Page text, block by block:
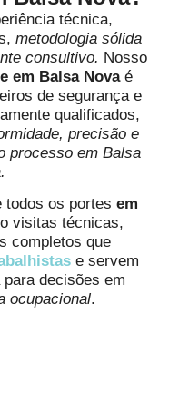
técnica,
metodologia sólida
consultivo. Nosso
em Balsa Novaé
de segurança e
qualificados,
precisão e
processo em Balsa
todos os portes em
visitas técnicas,
completos que
e servem
decisões em
ocupacional.